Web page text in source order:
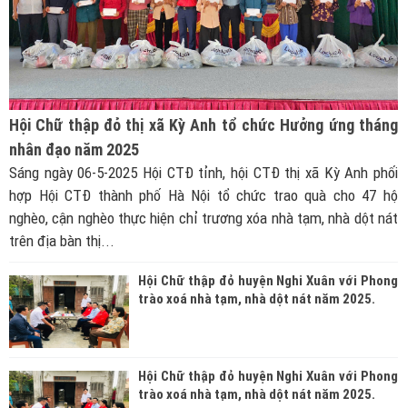
Hội Chữ thập đỏ thị xã Kỳ Anh tổ chức Hưởng ứng tháng
nhân đạo năm 2025
Sáng ngày 06-5-2025 Hội CTĐ tỉnh, hội CTĐ thị xã Kỳ Anh phối
hợp Hội CTĐ thành phố Hà Nội tổ chức trao quà cho 47 hộ
nghèo, cận nghèo thực hiện chỉ trương xóa nhà tạm, nhà dột nát
trên địa bàn thị...
Hội Chữ thập đỏ huyện Nghi Xuân với Phong
trào xoá nhà tạm, nhà dột nát năm 2025.
Hội Chữ thập đỏ huyện Nghi Xuân với Phong
trào xoá nhà tạm, nhà dột nát năm 2025.